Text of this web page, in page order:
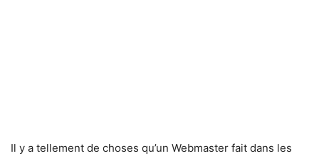
Il y a tellement de choses qu’un Webmaster fait dans les